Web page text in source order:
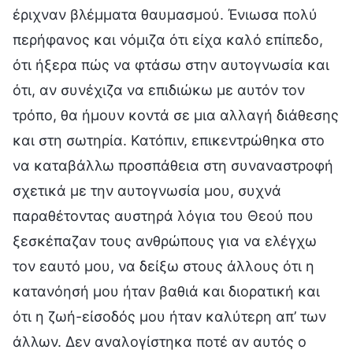
έριχναν βλέμματα θαυμασμού. Ένιωσα πολύ
περήφανος και νόμιζα ότι είχα καλό επίπεδο,
ότι ήξερα πώς να φτάσω στην αυτογνωσία και
ότι, αν συνέχιζα να επιδιώκω με αυτόν τον
τρόπο, θα ήμουν κοντά σε μια αλλαγή διάθεσης
και στη σωτηρία. Κατόπιν, επικεντρώθηκα στο
να καταβάλλω προσπάθεια στη συναναστροφή
σχετικά με την αυτογνωσία μου, συχνά
παραθέτοντας αυστηρά λόγια του Θεού που
ξεσκέπαζαν τους ανθρώπους για να ελέγχω
τον εαυτό μου, να δείξω στους άλλους ότι η
κατανόησή μου ήταν βαθιά και διορατική και
ότι η ζωή-είσοδός μου ήταν καλύτερη απ’ των
άλλων. Δεν αναλογίστηκα ποτέ αν αυτός ο